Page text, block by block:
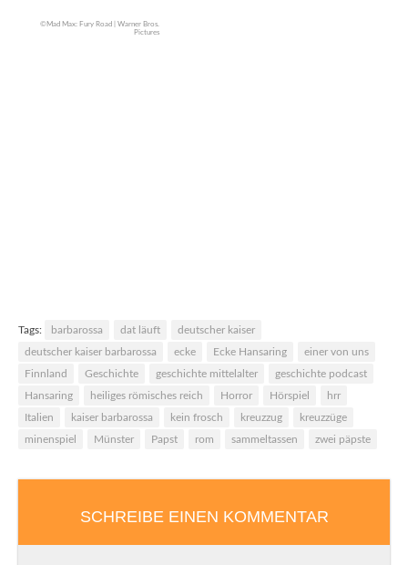
©Mad Max: Fury Road | Warner Bros.
Pictures
Tags: barbarossa dat läuft
deutscher kaiser
deutscher kaiser barbarossa
ecke Ecke Hansaring
einer von uns
Finnland
Geschichte geschichte mittelalter
geschichte podcast
Hansaring
heiliges römisches reich Horror Hörspiel
hrr
Italien
kaiser barbarossa kein frosch kreuzzug
kreuzzüge
minenspiel
Münster Papst rom sammeltassen zwei päpste
SCHREIBE EINEN KOMMENTAR